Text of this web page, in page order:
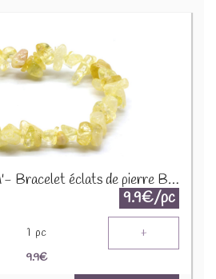
Citrine naturelle 'A'- Bracelet éclats de pierre BRC-CIT
9.9€/pc
1 pc +
9.9€